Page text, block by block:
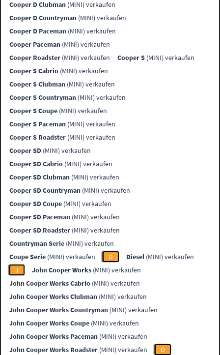
Cooper D Clubman (MINI) verkaufen
Cooper D Countryman (MINI) verkaufen
Cooper D Paceman (MINI) verkaufen
Cooper Paceman (MINI) verkaufen
Cooper Roadster (MINI) verkaufen Cooper S (MINI) verkaufen
Cooper S Cabrio (MINI) verkaufen
Cooper S Clubman (MINI) verkaufen
Cooper S Countryman (MINI) verkaufen
Cooper S Coupe (MINI) verkaufen
Cooper S Paceman (MINI) verkaufen
Cooper S Roadster (MINI) verkaufen
Cooper SD (MINI) verkaufen
Cooper SD Cabrio (MINI) verkaufen
Cooper SD Clubman (MINI) verkaufen
Cooper SD Countryman (MINI) verkaufen
Cooper SD Coupe (MINI) verkaufen
Cooper SD Paceman (MINI) verkaufen
Cooper SD Roadster (MINI) verkaufen
Countryman Serie (MINI) verkaufen
Coupe Serie (MINI) verkaufen D Diesel (MINI) verkaufen
J
John Cooper Works (MINI) verkaufen
John Cooper Works Cabrio (MINI) verkaufen
John Cooper Works Clubman (MINI) verkaufen
John Cooper Works Countryman (MINI) verkaufen
John Cooper Works Coupe (MINI) verkaufen
John Cooper Works Paceman (MINI) verkaufen
John Cooper Works Roadster (MINI) verkaufen
O